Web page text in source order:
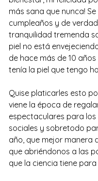
más sana que nunca! Se
cumpleaños y de
tranquilidad tremenda
piel no está
de hace más de 10
tenía la piel que tengo
Quise platicarles esto
viene la época de
espectaculares para los
sociales y sobretodo
año, que mejor manera
que abriéndonos a las
que la ciencia tiene